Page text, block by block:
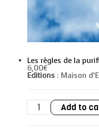
Les règles de la
6,00€
Editions : Maison
Les
règles
de
Add to